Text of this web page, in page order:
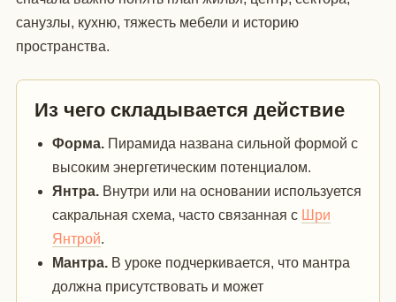
санузлы, кухню, тяжесть мебели и историю
пространства.
Из чего складывается действие
Форма. Пирамида названа сильной формой с
высоким энергетическим потенциалом.
Янтра. Внутри или на основании используется
сакральная схема, часто связанная с Шри
Янтрой.
Мантра. В уроке подчеркивается, что мантра
должна присутствовать и может